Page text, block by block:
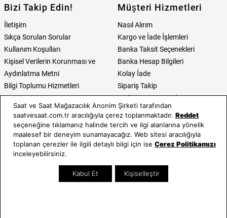
Bizi Takip Edin!
İletişim
Sıkça Sorulan Sorular
Kullanım Koşulları
Kişisel Verilerin Korunması ve
Aydınlatma Metni
Bilgi Toplumu Hizmetleri
Müşteri Hizmetleri
Nasıl Alırım
Kargo ve İade İşlemleri
Banka Taksit Seçenekleri
Banka Hesap Bilgileri
Kolay İade
Sipariş Takip
Hediye Kartı Sorgula
E-Garanti ve E-Fatura
Kullanım Kılavuzları
Saat ve Saat Kategoriler
Kadın Saat
Saat ve Saat Mağazacılık Anonim Şirketi tarafından
saatvesaat.com.tr aracılığıyla çerez toplanmaktadır. Reddet
seçeneğine tıklamanız halinde tercih ve ilgi alanlarına yönelik
maalesef bir deneyim sunamayacağız. Web sitesi aracılığıyla
toplanan çerezler ile ilgili detaylı bilgi için ise Çerez Politikamızı
inceleyebilirsiniz.
Kabul Et Kişiselleştir